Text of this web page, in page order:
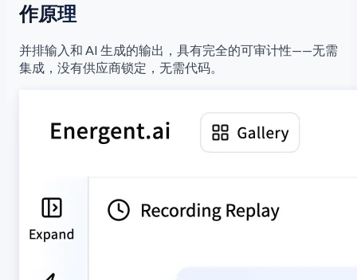
作原理
并排输入和 AI 生成的输出，具有完全的可审计性——无需
集成，没有供应商锁定，无需代码。